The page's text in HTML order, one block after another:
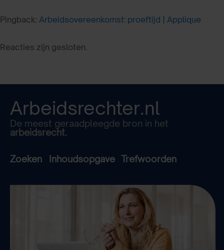
Pingback: Arbeidsovereenkomst: proeftijd | Applique
Reacties zijn gesloten.
Arbeidsrechter.nl
De meest geraadpleegde bron in het
arbeidsrecht.
Zoeken Inhoudsopgave Trefwoorden